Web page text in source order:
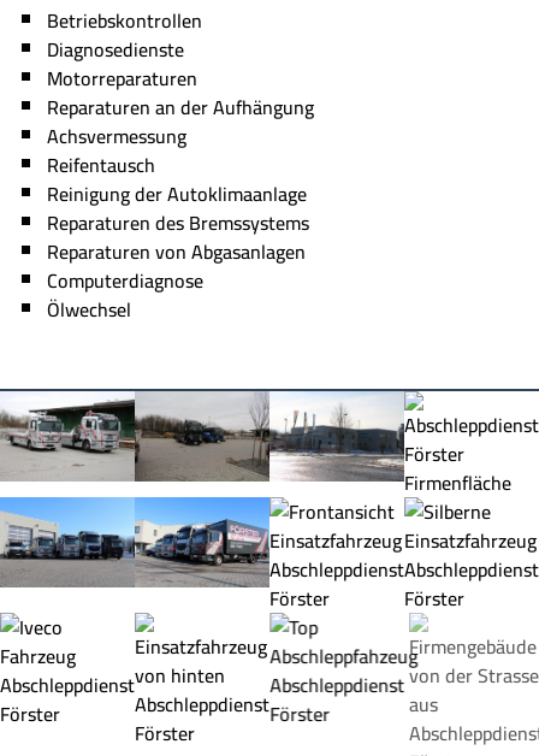
Betriebskontrollen
Diagnosedienste
Motorreparaturen
Reparaturen an der Aufhängung
Achsvermessung
Reifentausch
Reinigung der Autoklimaanlage
Reparaturen des Bremssystems
Reparaturen von Abgasanlagen
Computerdiagnose
Ölwechsel